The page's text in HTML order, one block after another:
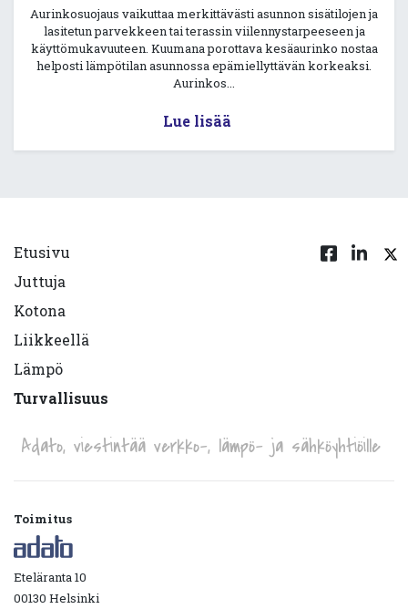
Aurinkosuojaus vaikuttaa merkittävästi asunnon sisätilojen ja
lasitetun parvekkeen tai terassin viilennystarpeeseen ja
käyttömukavuuteen. Kuumana porottava kesäaurinko nostaa
helposti lämpötilan asunnossa epämiellyttävän korkeaksi.
Aurinkos...
Lue lisää
Etusivu
Juttuja
Kotona
Liikkeellä
Lämpö
Turvallisuus
Adato, viestintää verkko-, lämpö- ja sähköyhtiöille
Toimitus
Eteläranta 10
00130 Helsinki